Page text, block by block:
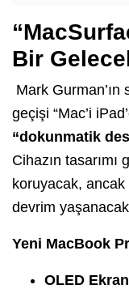
Bir
Mark
geçişi “Mac’i
“dokunmatik
Cihazın
koruyacak, ancak
devrim
Yeni MacBook
OLED